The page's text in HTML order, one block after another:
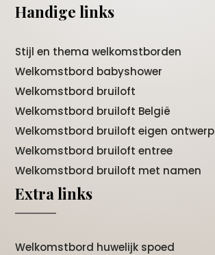
Handige links
Stijl en thema welkomstborden
Welkomstbord babyshower
Welkomstbord bruiloft
Welkomstbord bruiloft België
Welkomstbord bruiloft eigen ontwerp
Welkomstbord bruiloft entree
Welkomstbord bruiloft met namen
Extra links
Welkomstbord huwelijk spoed